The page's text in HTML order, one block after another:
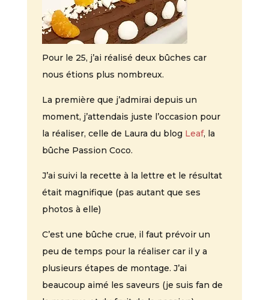
Pour le 25, j’ai réalisé deux bûches car
nous étions plus nombreux.
La première que j’admirai depuis un
moment, j’attendais juste l’occasion pour
la réaliser, celle de Laura du blog Leaf, la
bûche Passion Coco.
J’ai suivi la recette à la lettre et le résultat
était magnifique (pas autant que ses
photos à elle)
C’est une bûche crue, il faut prévoir un
peu de temps pour la réaliser car il y a
plusieurs étapes de montage. J’ai
beaucoup aimé les saveurs (je suis fan de